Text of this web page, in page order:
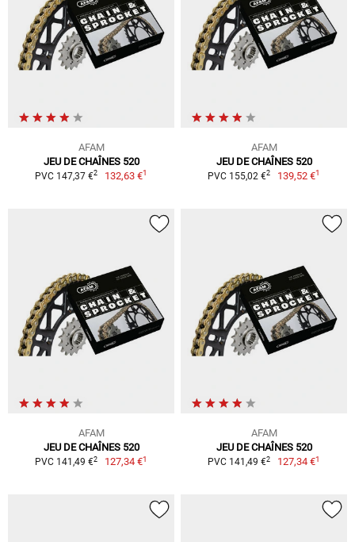
AFAM
JEU DE CHAÎNES 520
PVC 147,37 €2 132,63 €1
AFAM
JEU DE CHAÎNES 520
PVC 155,02 €2 139,52 €1
AFAM
JEU DE CHAÎNES 520
PVC 141,49 €2 127,34 €1
AFAM
JEU DE CHAÎNES 520
PVC 141,49 €2 127,34 €1